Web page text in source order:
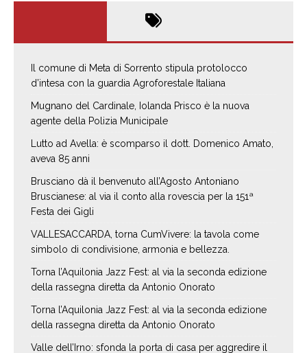
Il comune di Meta di Sorrento stipula protolocco
d’intesa con la guardia Agroforestale Italiana
Mugnano del Cardinale, Iolanda Prisco è la nuova
agente della Polizia Municipale
Lutto ad Avella: è scomparso il dott. Domenico Amato,
aveva 85 anni
Brusciano dà il benvenuto all’Agosto Antoniano
Bruscianese: al via il conto alla rovescia per la 151ª
Festa dei Gigli
VALLESACCARDA, torna CumVivere: la tavola come
simbolo di condivisione, armonia e bellezza.
Torna l’Aquilonia Jazz Fest: al via la seconda edizione
della rassegna diretta da Antonio Onorato
Torna l’Aquilonia Jazz Fest: al via la seconda edizione
della rassegna diretta da Antonio Onorato
Valle dell’Irno: sfonda la porta di casa per aggredire il